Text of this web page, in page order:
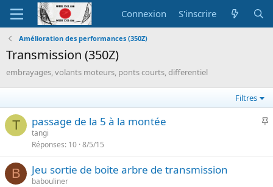
Connexion S'inscrire
Amélioration des performances (350Z)
Transmission (350Z)
embrayages, volants moteurs, ponts courts, differentiel
Filtres
T
I
o
passage de la 5 à la montée
tangi
Réponses 10 8/5/15
B Jeu sortie de boite arbre de transmission
babouliner